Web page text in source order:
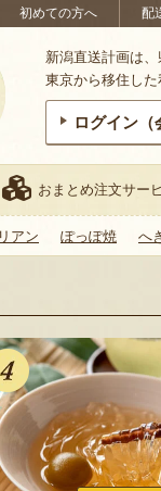
初めての方へ 配
新潟直送計画は
東京から移住した
ログイン（
おまとめ注文サー
アン ぽっぽ焼 へ